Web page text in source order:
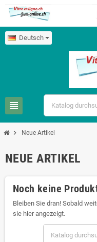
Deutsch
view_headline
chevron_right Neue Artikel
NEUE ARTIKEL
Noch keine
Bleiben Sie dran! Sobald
sie hier angezeigt.